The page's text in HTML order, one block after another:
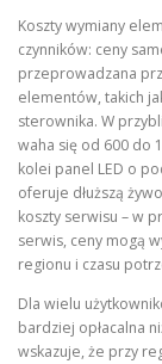
Koszty wymiany
czynników: ceny
przeprowadzana
elementów, takich
sterownika. W
waha się od 600 do
kolei panel LED o
oferuje dłuższą
koszty serwisu – w
serwis, ceny mogą
regionu i czasu
Dla wielu
bardziej opłacalna
wskazuje, że przy